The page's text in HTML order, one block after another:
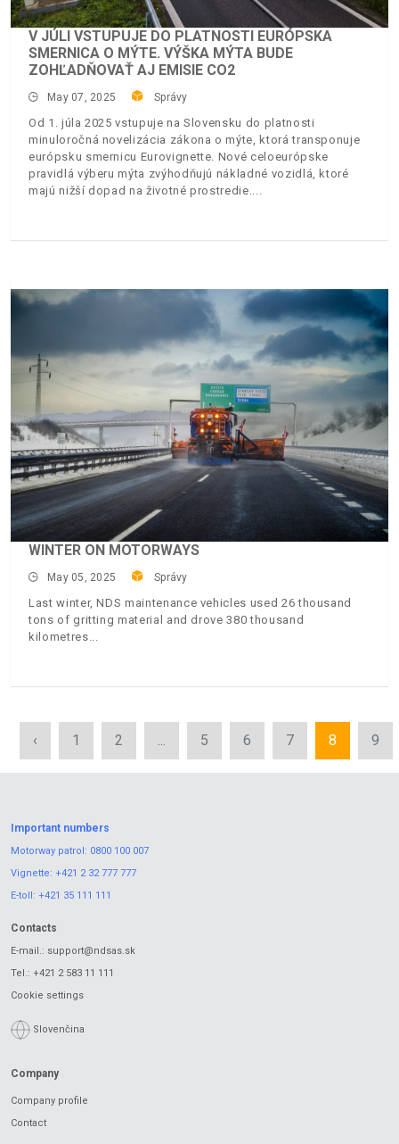
V JÚLI VSTUPUJE DO PLATNOSTI EURÓPSKA
SMERNICA O MÝTE. VÝŠKA MÝTA BUDE
ZOHĽADŇOVAŤ AJ EMISIE CO2
May 07, 2025 Správy
Od 1. júla 2025 vstupuje na Slovensku do platnosti
minuloročná novelizácia zákona o mýte, ktorá transponuje
európsku smernicu Eurovignette. Nové celoeurópske
pravidlá výberu mýta zvýhodňujú nákladné vozidlá, ktoré
majú nižší dopad na životné prostredie.
WINTER ON MOTORWAYS
May 05, 2025 Správy
Last winter, NDS maintenance vehicles used 26 thousand
tons of gritting material and drove 380 thousand
kilometres
‹ 1 2 5 6 7 8 9
Important numbers
Motorway patrol: 0800 100 007
Vignette: +421 2 32 777 777
E-toll: +421 35 111 111
Contacts
E-mail.: support@ndsas.sk
Tel.: +421 2 583 11 111
Cookie settings
Slovenčina
Company
Company profile
Contact